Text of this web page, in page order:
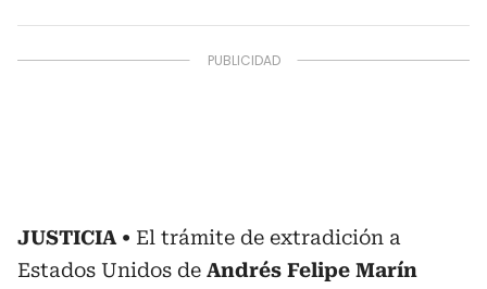
JUSTICIA
El trámite de extradición a
Estados Unidos de Andrés Felipe Marín